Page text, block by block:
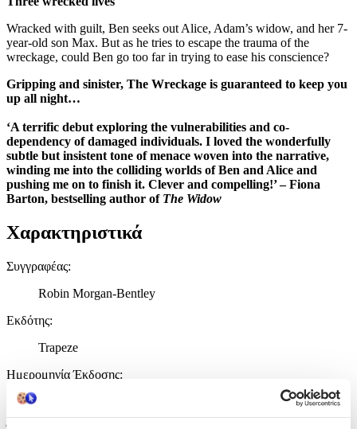
Wracked with guilt, Ben seeks out Alice, Adam’s widow, and her 7-
year-old son Max. But as he tries to escape the trauma of the
wreckage, could Ben go too far in trying to ease his conscience?
Gripping and sinister, The Wreckage is guaranteed to keep you
up all night…
‘A terrific debut exploring the vulnerabilities and co-
dependency of damaged individuals. I loved the wonderfully
subtle but insistent tone of menace woven into the narrative,
winding me into the colliding worlds of Ben and Alice and
pushing me on to finish it. Clever and compelling!’ – Fiona
Barton, bestselling author of The Widow
Χαρακτηριστικά
Συγγραφέας:
Robin Morgan-Bentley
Εκδότης:
Trapeze
Ημερομηνία Έκδοσης: